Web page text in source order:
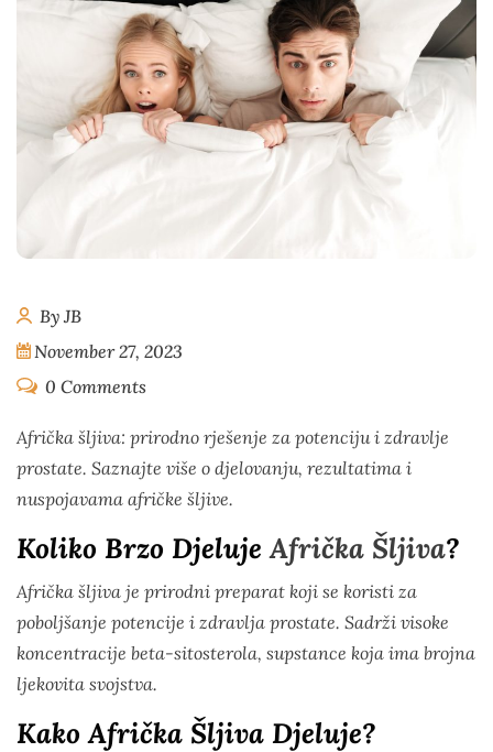
By JB
November 27, 2023
0 Comments
Afrička šljiva: prirodno rješenje za potenciju i zdravlje
prostate. Saznajte više o djelovanju, rezultatima i
nuspojavama afričke šljive.
Koliko Brzo DjelujeAfrička Šljiva?
Afrička šljiva je prirodni preparat koji se koristi za
poboljšanje potencije i zdravlja prostate. Sadrži visoke
koncentracije beta-sitosterola, supstance koja ima brojna
ljekovita svojstva.
Kako Afrička Šljiva Djeluje?